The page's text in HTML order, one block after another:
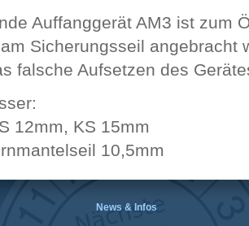
Auffanggerät AM3 ist zum
Sicherungsseil angebracht
falsche Aufsetzen des
12mm, KS 15mm
10,5mm
News & Infos